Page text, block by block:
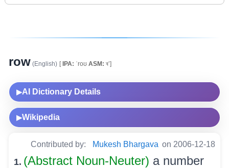
row (English) [IPA: ˈroʊ ASM: ৰ’]
▶AI Dictionary Details
▶Wikipedia
Contributed by: Mukesh Bhargava on 2006-12-18
1. (Abstract Noun-Neuter) a number